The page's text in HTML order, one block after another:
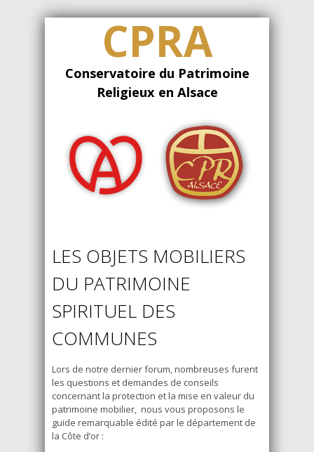
CPRA
Conservatoire du Patrimoine
Religieux en Alsace
LES OBJETS MOBILIERS
DU PATRIMOINE
SPIRITUEL DES
COMMUNES
Lors de notre dernier forum, nombreuses furent
les questions et demandes de conseils
concernant la protection et la mise en valeur du
patrimoine mobilier, nous vous proposons le
guide remarquable édité par le département de
la Côte d’or :